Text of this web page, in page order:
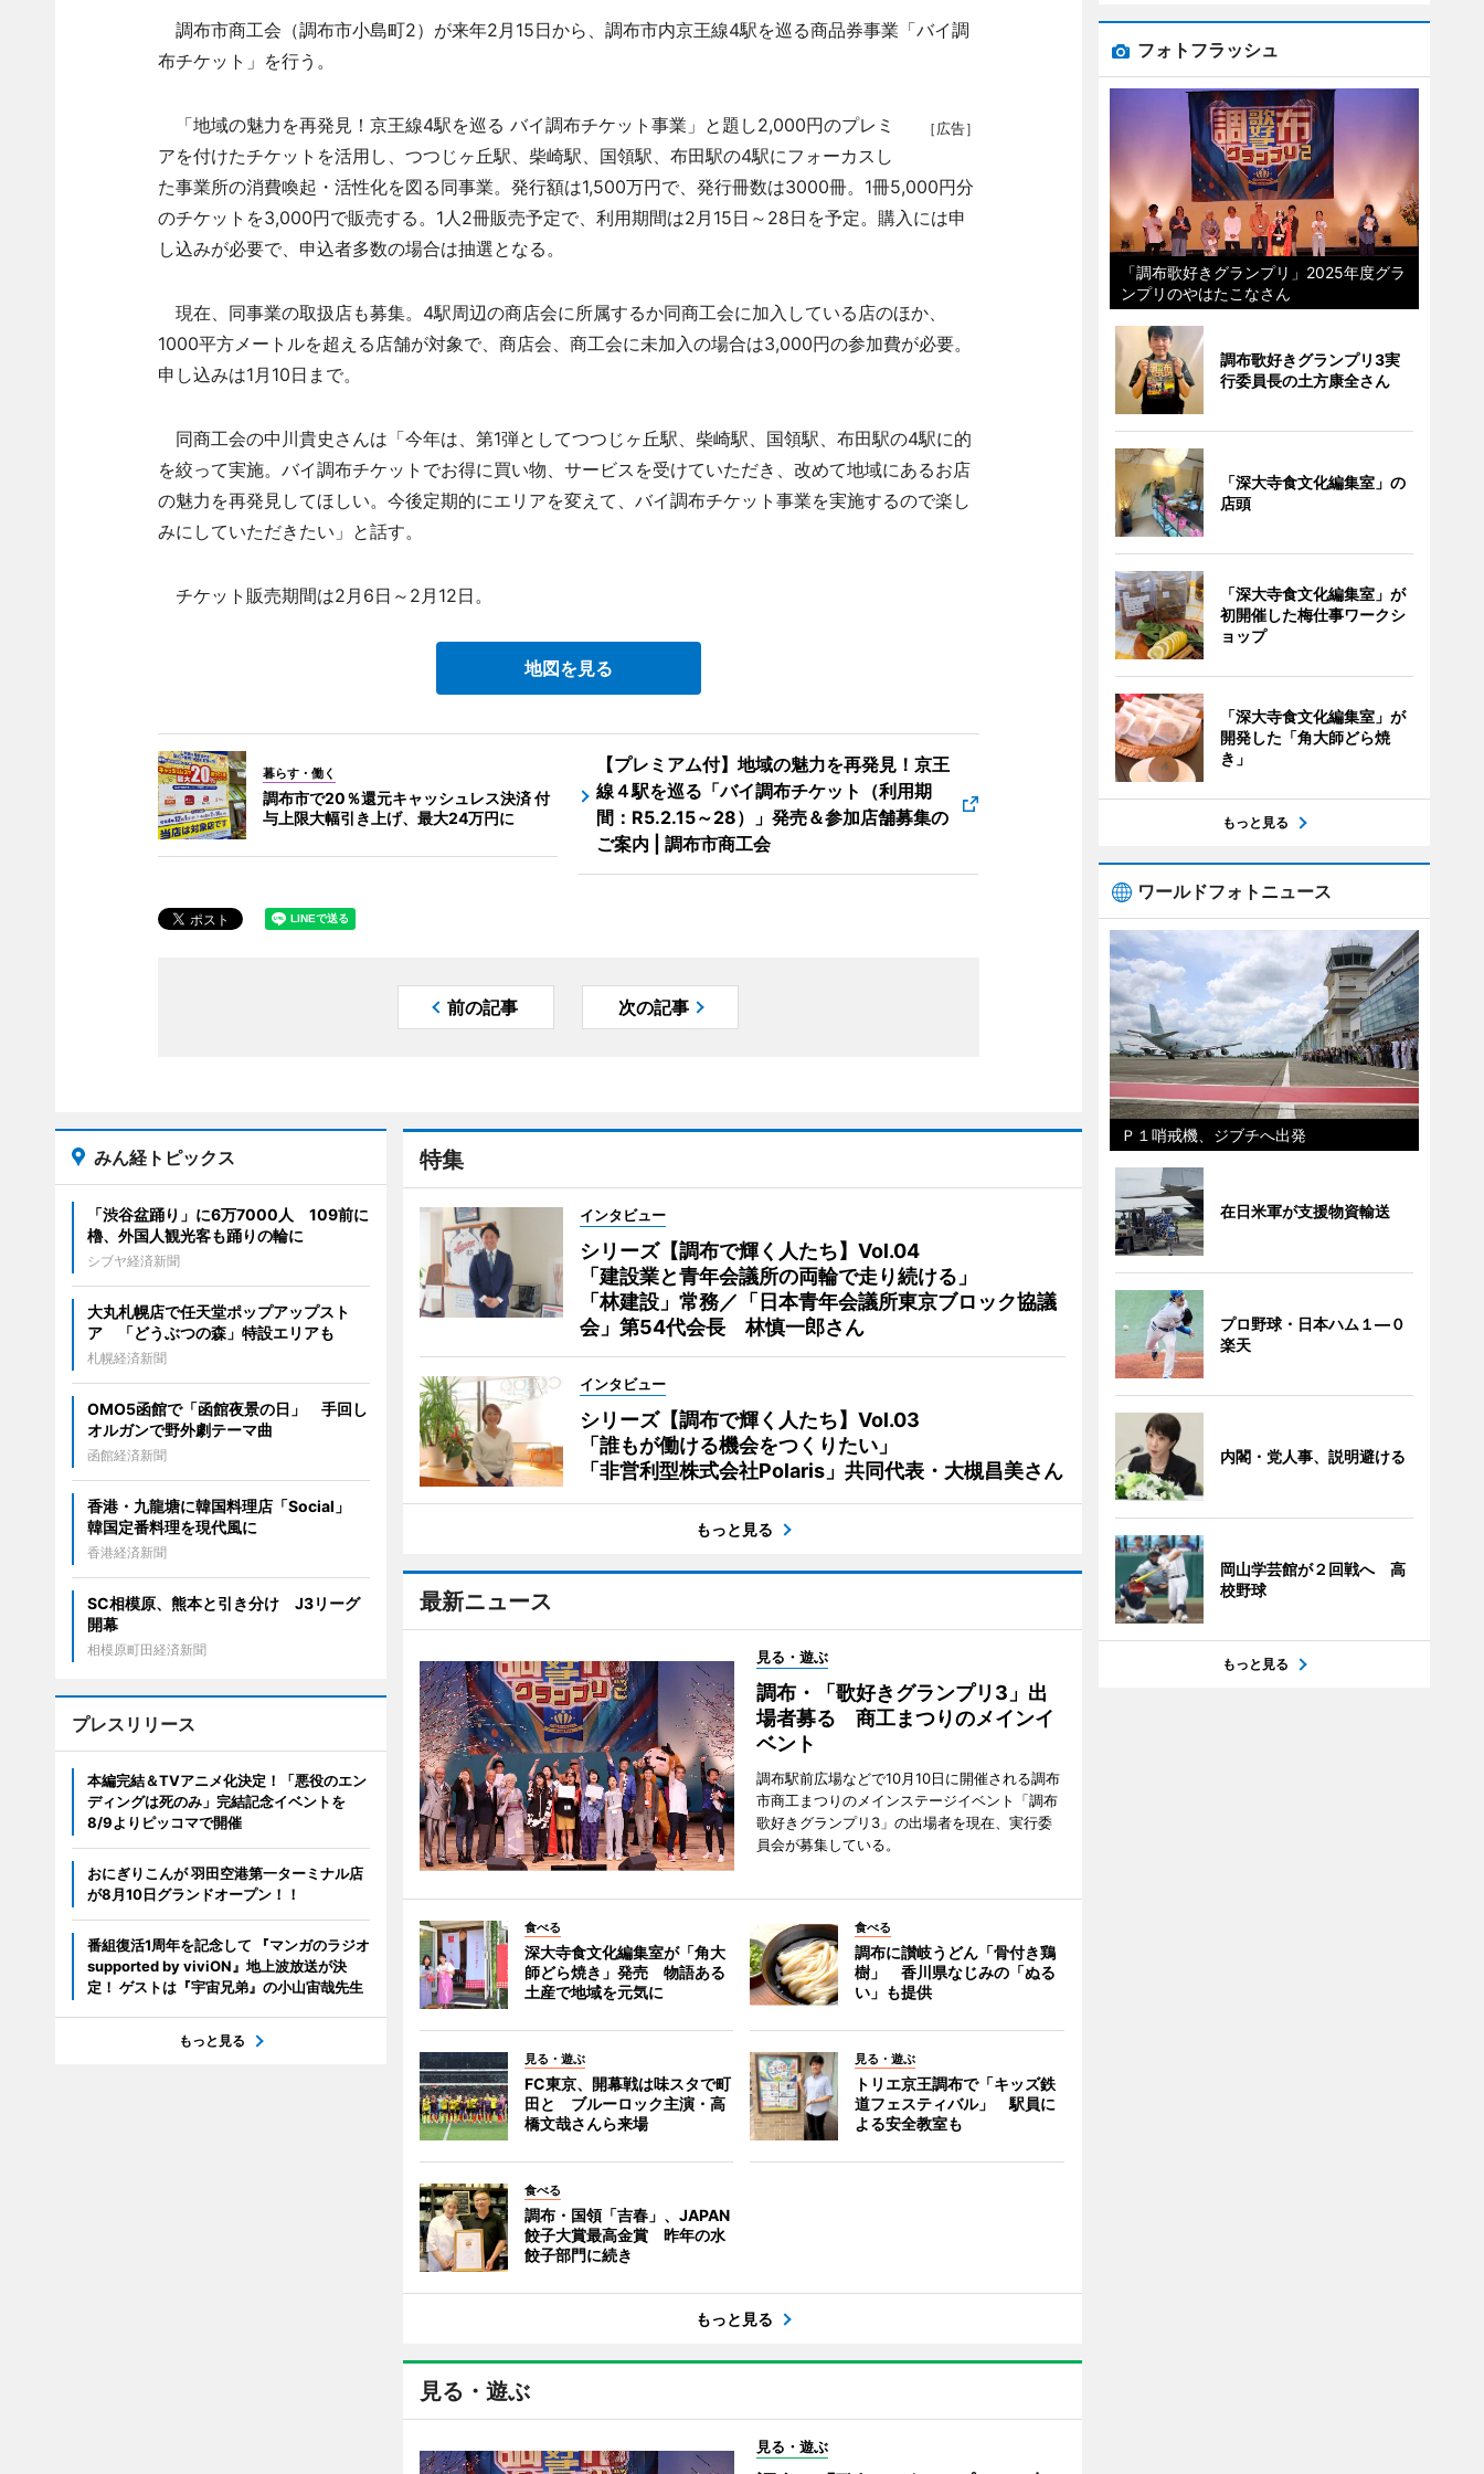
調布市商工会（調布市小島町2）が来年2月15日から、調布市内京王線4駅を巡る商品券事業「バイ調
布チケット」を行う。
［広告］
「地域の魅力を再発見！京王線4駅を巡る バイ調布チケット事業」と題し2,000円のプレミ
アを付けたチケットを活用し、つつじヶ丘駅、柴崎駅、国領駅、布田駅の4駅にフォーカスし
た事業所の消費喚起・活性化を図る同事業。発行額は1,500万円で、発行冊数は3000冊。1冊5,000円分
のチケットを3,000円で販売する。1人2冊販売予定で、利用期間は2月15日～28日を予定。購入には申
し込みが必要で、申込者多数の場合は抽選となる。
現在、同事業の取扱店も募集。4駅周辺の商店会に所属するか同商工会に加入している店のほか、
1000平方メートルを超える店舗が対象で、商店会、商工会に未加入の場合は3,000円の参加費が必要。
申し込みは1月10日まで。
同商工会の中川貴史さんは「今年は、第1弾としてつつじヶ丘駅、柴崎駅、国領駅、布田駅の4駅に的
を絞って実施。バイ調布チケットでお得に買い物、サービスを受けていただき、改めて地域にあるお店
の魅力を再発見してほしい。今後定期的にエリアを変えて、バイ調布チケット事業を実施するので楽し
みにしていただきたい」と話す。
チケット販売期間は2月6日～2月12日。
地図を見る
暮らす・働く
調布市で20％還元キャッシュレス決済 付
与上限大幅引き上げ、最大24万円に
【プレミアム付】地域の魅力を再発見！京王
線４駅を巡る「バイ調布チケット（利用期
間：R5.2.15～28）」発売＆参加店舗募集の
ご案内 | 調布市商工会
前の記事 次の記事
特集
インタビュー
シリーズ【調布で輝く人たち】Vol.04
「建設業と青年会議所の両輪で走り続ける」
「林建設」常務／「日本青年会議所東京ブロック協議
会」第54代会長 林慎一郎さん
インタビュー
シリーズ【調布で輝く人たち】Vol.03
「誰もが働ける機会をつくりたい」
「非営利型株式会社Polaris」共同代表・大槻昌美さん
もっと見る
最新ニュース
見る・遊ぶ
調布・「歌好きグランプリ3」出
場者募る 商工まつりのメインイ
ベント
調布駅前広場などで10月10日に開催される調布
市商工まつりのメインステージイベント「調布
歌好きグランプリ3」の出場者を現在、実行委
員会が募集している。
食べる
深大寺食文化編集室が「角大
師どら焼き」発売 物語ある
土産で地域を元気に
食べる
調布に讃岐うどん「骨付き鶏
樹」 香川県なじみの「ぬる
い」も提供
見る・遊ぶ
FC東京、開幕戦は味スタで町
田と ブルーロック主演・高
橋文哉さんら来場
見る・遊ぶ
トリエ京王調布で「キッズ鉄
道フェスティバル」 駅員に
よる安全教室も
食べる
調布・国領「吉春」、JAPAN
餃子大賞最高金賞 昨年の水
餃子部門に続き
もっと見る
見る・遊ぶ
見る・遊ぶ
みん経トピックス
「渋谷盆踊り」に6万7000人 109前に
櫓、外国人観光客も踊りの輪に
シブヤ経済新聞
大丸札幌店で任天堂ポップアップスト
ア 「どうぶつの森」特設エリアも
札幌経済新聞
OMO5函館で「函館夜景の日」 手回し
オルガンで野外劇テーマ曲
函館経済新聞
香港・九龍塘に韓国料理店「Social」
韓国定番料理を現代風に
香港経済新聞
SC相模原、熊本と引き分け J3リーグ
開幕
相模原町田経済新聞
プレスリリース
本編完結＆TVアニメ化決定！「悪役のエン
ディングは死のみ」完結記念イベントを
8/9よりピッコマで開催
おにぎりこんが 羽田空港第一ターミナル店
が8月10日グランドオープン！！
番組復活1周年を記念して 『マンガのラジオ
supported by viviON』地上波放送が決
定！ ゲストは『宇宙兄弟』の小山宙哉先生
もっと見る
フォトフラッシュ
「調布歌好きグランプリ」2025年度グラ
ンプリのやはたこなさん
調布歌好きグランプリ3実
行委員長の土方康全さん
「深大寺食文化編集室」の
店頭
「深大寺食文化編集室」が
初開催した梅仕事ワークシ
ョップ
「深大寺食文化編集室」が
開発した「角大師どら焼
き」
もっと見る
ワールドフォトニュース
Ｐ１哨戒機、ジブチへ出発
在日米軍が支援物資輸送
プロ野球・日本ハム１―０
楽天
内閣・党人事、説明避ける
岡山学芸館が２回戦へ 高
校野球
もっと見る